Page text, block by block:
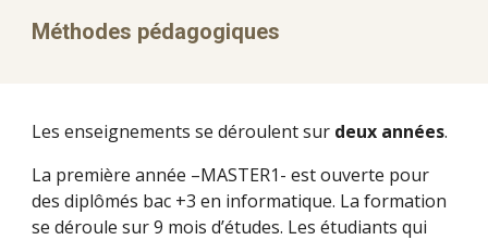
Méthodes pédagogiques
Les enseignements se déroulent sur deux années.
La première année –MASTER1- est ouverte pour
des diplômés bac +3 en informatique. La formation
se déroule sur 9 mois d’études. Les étudiants qui